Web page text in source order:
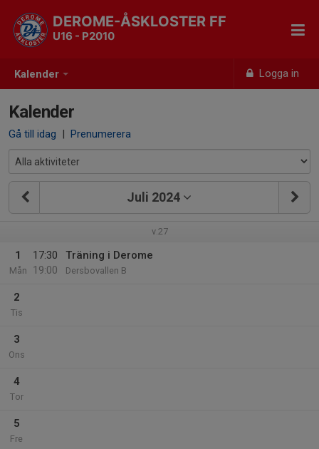
Kalender Logga in
DEROME-ÅSKLOSTER FF
U16 - P2010
Kalender
Gå till idag | Prenumerera
Juli 2024
v.27
1
Mån
17:30
19:00
Träning i Derome
Dersbovallen B
2
Tis
3
Ons
4
Tor
5
Fre